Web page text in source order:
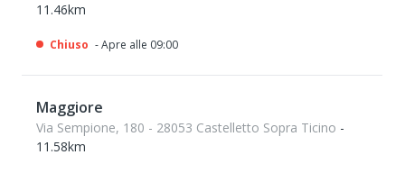
11.46km
Chiuso - Apre alle 09:00
Maggiore
Via Sempione, 180 - 28053 Castelletto Sopra Ticino -
11.58km